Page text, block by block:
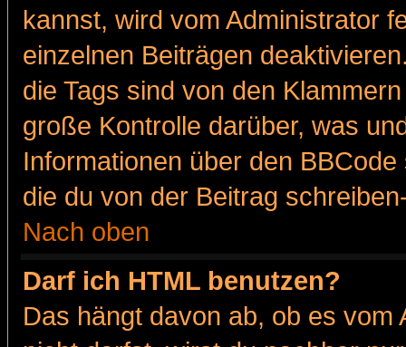
kannst, wird vom Administrator
einzelnen Beiträgen
die Tags sind von den
große Kontrolle darüber, was
Informationen über den
die du von der Beitrag
Nach oben
Darf ich HTML benutzen?
Das hängt davon ab, ob es